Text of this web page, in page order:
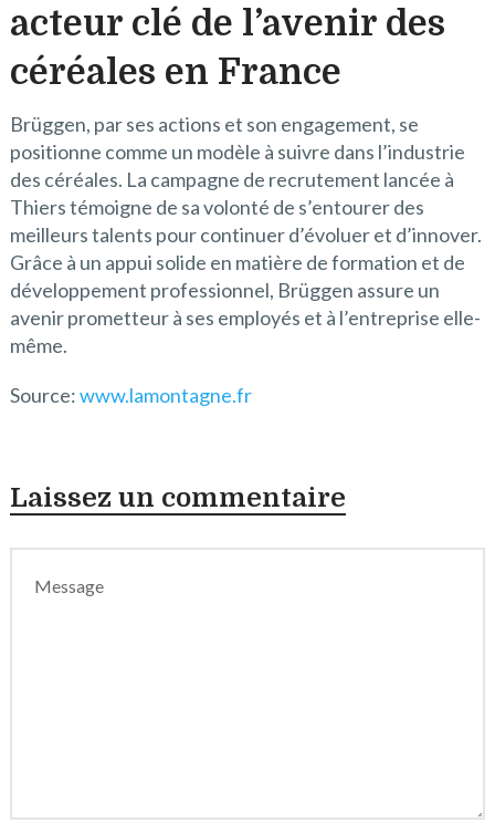
acteur clé de l’avenir des
céréales en France
Brüggen, par ses actions et son engagement, se
positionne comme un modèle à suivre dans l’industrie
des céréales. La campagne de recrutement lancée à
Thiers témoigne de sa volonté de s’entourer des
meilleurs talents pour continuer d’évoluer et d’innover.
Grâce à un appui solide en matière de formation et de
développement professionnel, Brüggen assure un
avenir prometteur à ses employés et à l’entreprise elle-
même.
Source:www.lamontagne.fr
Laissez un commentaire